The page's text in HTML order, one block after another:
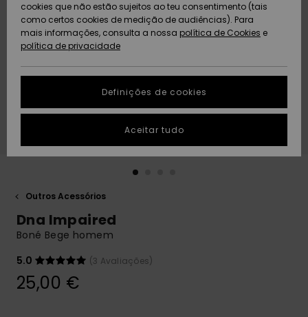
Artigos
recém-
chegados
Coleções
Artigos
recém-
chegados
Highlights
Community
AJUDA
Protecção de
dados
Guia de
tamanhos
conversa para
obteres a
resposta mais
rápida à tua
conversa
respostas
para as
SUSTAINABILITY
PRESENTE
DESEJO
Outros Acessórios
Dna Impaired
Boné Bege homem
5.0
(3 Avaliações)
25,00 €
cookies que não estão sujeitos ao teu consentimento (tais
como certos cookies de medição de audiências). Para
mais informações, consulta a nossa política de Cookies e
política de privacidade
Definições de cookies
Aceitar tudo